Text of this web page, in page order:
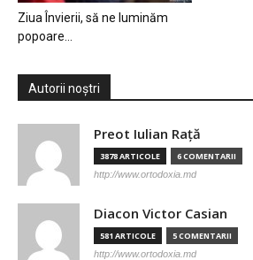
Ziua Învierii, să ne luminăm
popoare…
Autorii noștri
Preot Iulian Raţă
3878 ARTICOLE 6 COMENTARII
http://www.ortodoxia.md
Diacon Victor Casian
581 ARTICOLE 5 COMENTARII
http://www.ortodoxia.md